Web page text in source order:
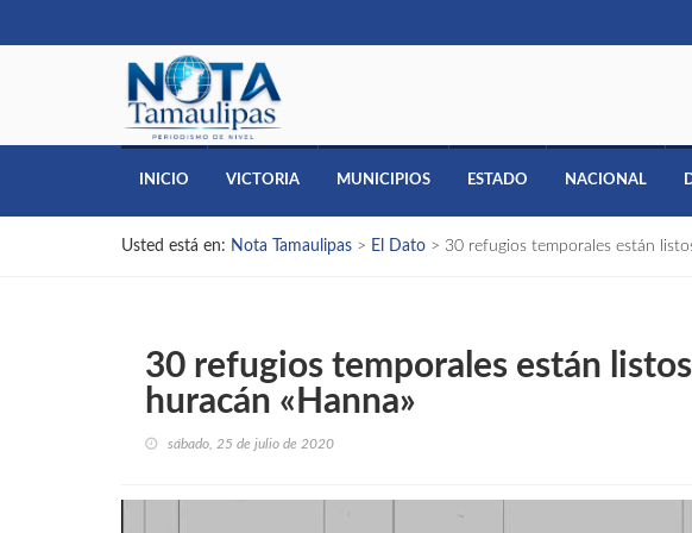
INICIO VICTORIA MUNICIPIOS ESTADO NACIONAL
Usted está en: Nota Tamaulipas > El Dato > 30 refugios temporales están
30 refugios temporales están
huracán «Hanna»
sábado, 25 de julio de 2020